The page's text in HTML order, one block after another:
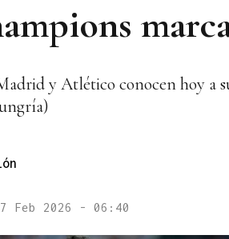
y Atlético conocen hoy a
Feb 2026 - 06:40